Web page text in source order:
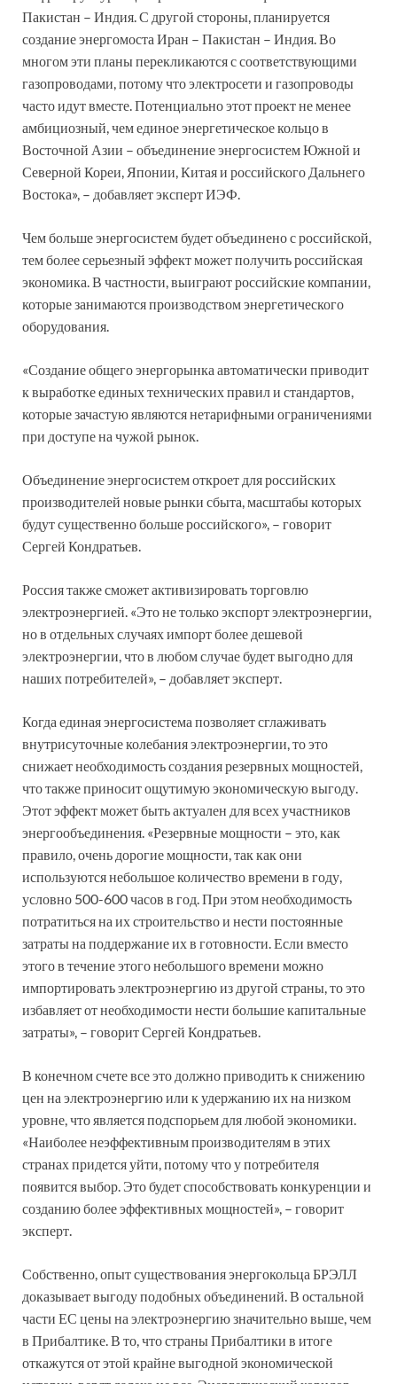
Пакистан – Индия. С другой стороны, планируется
создание энергомоста Иран – Пакистан – Индия. Во
многом эти планы перекликаются с соответствующими
газопроводами, потому что электросети и газопроводы
часто идут вместе. Потенциально этот проект не менее
амбициозный, чем единое энергетическое кольцо в
Восточной Азии – объединение энергосистем Южной и
Северной Кореи, Японии, Китая и российского Дальнего
Востока», – добавляет эксперт ИЭФ.
Чем больше энергосистем будет объединено с российской,
тем более серьезный эффект может получить российская
экономика. В частности, выиграют российские компании,
которые занимаются производством энергетического
оборудования.
«Создание общего энергорынка автоматически приводит
к выработке единых технических правил и стандартов,
которые зачастую являются нетарифными ограничениями
при доступе на чужой рынок.
Объединение энергосистем откроет для российских
производителей новые рынки сбыта, масштабы которых
будут существенно больше российского», – говорит
Сергей Кондратьев.
Россия также сможет активизировать торговлю
электроэнергией. «Это не только экспорт электроэнергии,
но в отдельных случаях импорт более дешевой
электроэнергии, что в любом случае будет выгодно для
наших потребителей», – добавляет эксперт.
Когда единая энергосистема позволяет сглаживать
внутрисуточные колебания электроэнергии, то это
снижает необходимость создания резервных мощностей,
что также приносит ощутимую экономическую выгоду.
Этот эффект может быть актуален для всех участников
энергообъединения. «Резервные мощности – это, как
правило, очень дорогие мощности, так как они
используются небольшое количество времени в году,
условно 500-600 часов в год. При этом необходимость
потратиться на их строительство и нести постоянные
затраты на поддержание их в готовности. Если вместо
этого в течение этого небольшого времени можно
импортировать электроэнергию из другой страны, то это
избавляет от необходимости нести большие капитальные
затраты», – говорит Сергей Кондратьев.
В конечном счете все это должно приводить к снижению
цен на электроэнергию или к удержанию их на низком
уровне, что является подспорьем для любой экономики.
«Наиболее неэффективным производителям в этих
странах придется уйти, потому что у потребителя
появится выбор. Это будет способствовать конкуренции и
созданию более эффективных мощностей», – говорит
эксперт.
Собственно, опыт существования энергокольца БРЭЛЛ
доказывает выгоду подобных объединений. В остальной
части ЕС цены на электроэнергию значительно выше, чем
в Прибалтике. В то, что страны Прибалтики в итоге
откажутся от этой крайне выгодной экономической